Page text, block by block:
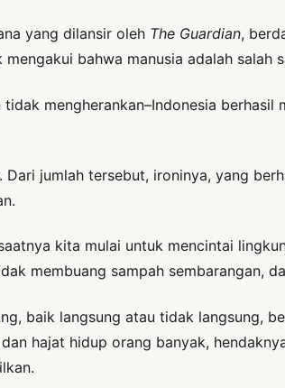
yang dilansir oleh The Guardian,
bahwa manusia adalah salah
mengherankan–Indonesia berhasil
jumlah tersebut, ironinya, yang
kita mulai untuk mencintai
membuang sampah sembarangan,
baik langsung atau tidak langsung,
hajat hidup orang banyak,